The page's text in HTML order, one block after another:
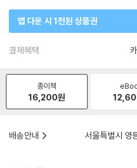
앱 다운 시 1천원 상품권
결제혜택
종이책
16,200원
배송안내
서울특별시 영